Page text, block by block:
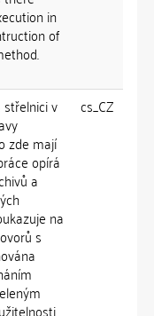
in
of
v
zde mají
opírá
a
na
s
cs_CZ